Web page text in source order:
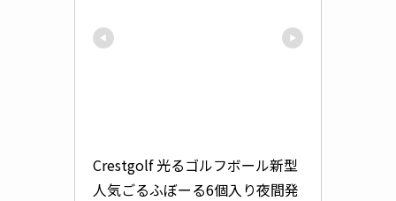
Crestgolf 光るゴルフボール新型
人気ごるふぼーる6個入り夜間発